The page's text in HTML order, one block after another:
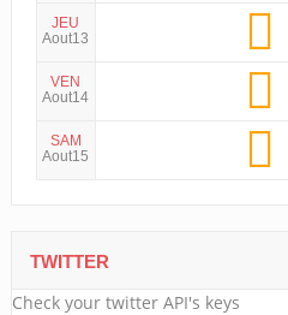
JEU
Aout13
VEN
Aout14
SAM
Aout15
TWITTER
Check your twitter API's keys